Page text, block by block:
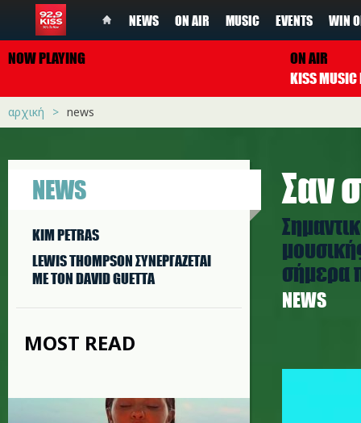
NEWS ON AIR MUSIC EVENTS WIN
NOW PLAYING ON AIR
αρχική news
NEWS
KIM PETRAS
LEWIS THOMPSON ΣΥΝΕΡΓAΖΕΤΑΙ
ΜΕ ΤΟΝ DAVID GUETTA
MOST READ
Σαν
σήμερα
NEWS